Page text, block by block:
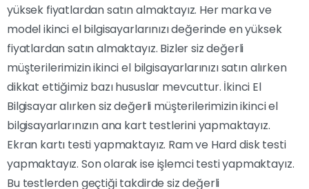
yüksek fiyatlardan satın almaktayız. Her marka ve
model ikinci el bilgisayarlarınızı değerinde en yüksek
fiyatlardan satın almaktayız. Bizler siz değerli
müşterilerimizin ikinci el bilgisayarlarınızı satın alırken
dikkat ettiğimiz bazı hususlar mevcuttur. İkinci El
Bilgisayar alırken siz değerli müşterilerimizin ikinci el
bilgisayarlarınızın ana kart testlerini yapmaktayız.
Ekran kartı testi yapmaktayız. Ram ve Hard disk testi
yapmaktayız. Son olarak ise işlemci testi yapmaktayız.
Bu testlerden geçtiği takdirde siz değerli